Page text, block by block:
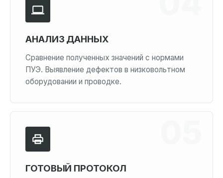
АНАЛИЗ ДАННЫХ
Сравнение полученных значений с нормами
ПУЭ. Выявление дефектов в низковольтном
оборудовании и проводке.
ГОТОВЫЙ ПРОТОКОЛ